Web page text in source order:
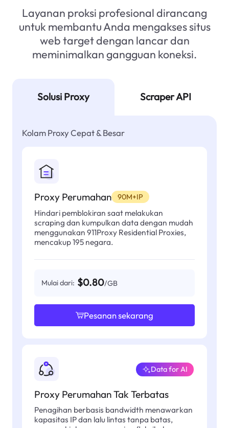
Layanan proksi profesional dirancang
untuk membantu Anda mengakses situs
web target dengan lancar dan
meminimalkan gangguan koneksi.
Solusi Proxy Scraper API
Kolam Proxy Cepat & Besar
Proxy Perumahan 90M+IP
Hindari pemblokiran saat melakukan
scraping dan kumpulkan data dengan mudah
menggunakan 911Proxy Residential Proxies,
mencakup 195 negara.
Mulai dari: $0.80/GB
Pesanan sekarang
Proxy Perumahan Tak Terbatas
Data for AI
Penagihan berbasis bandwidth menawarkan
kapasitas IP dan lalu lintas tanpa batas,